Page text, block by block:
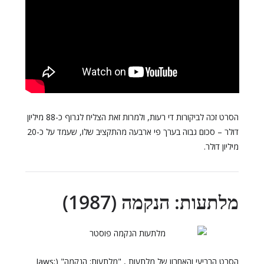
הסרט זכה לביקורות די רעות, ולמרות זאת הצליח לגרוף כ-88 מיליון
דולר – סכום גבוה בערך פי ארבעה מהתקציב שלו, שעמד על כ-20
מיליון דולר.
מלתעות: הנקמה (1987)
הסרט הרביעי והאחרון של מלתעות , "מלתעות: הנקמה" (Jaws: